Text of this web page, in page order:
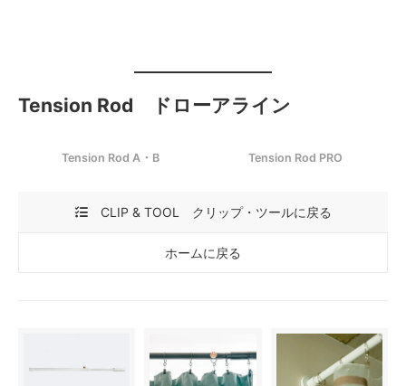
Tension Rod ドローアライン
Tension Rod A・B Tension Rod PRO
CLIP & TOOL クリップ・ツールに戻る
ホームに戻る